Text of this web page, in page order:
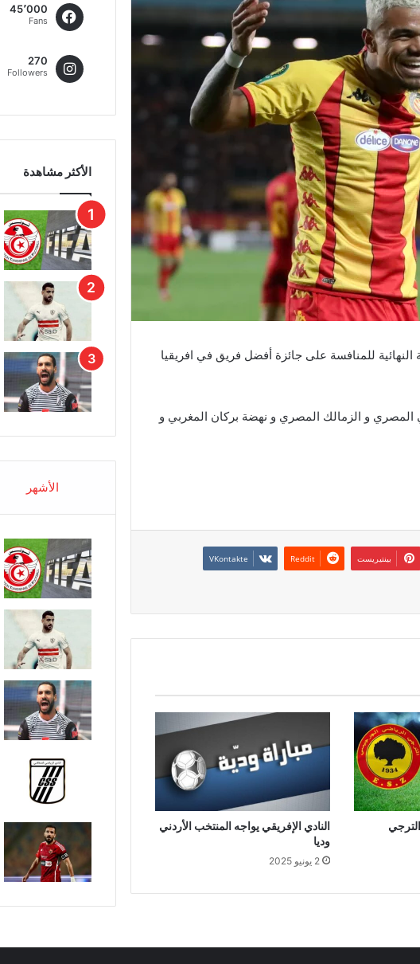
للمنافسة على جائزة أفضل فريق في افريقيا
المصري و الزمالك المصري و نهضة بركان المغربي و
بينتيريست
النادي الإفريقي يواجه المنتخب الأردني
وديا
2 يونيو 2025
45٬000
Fans
270
Followers
الأكثر مشاهدة
الأشهر